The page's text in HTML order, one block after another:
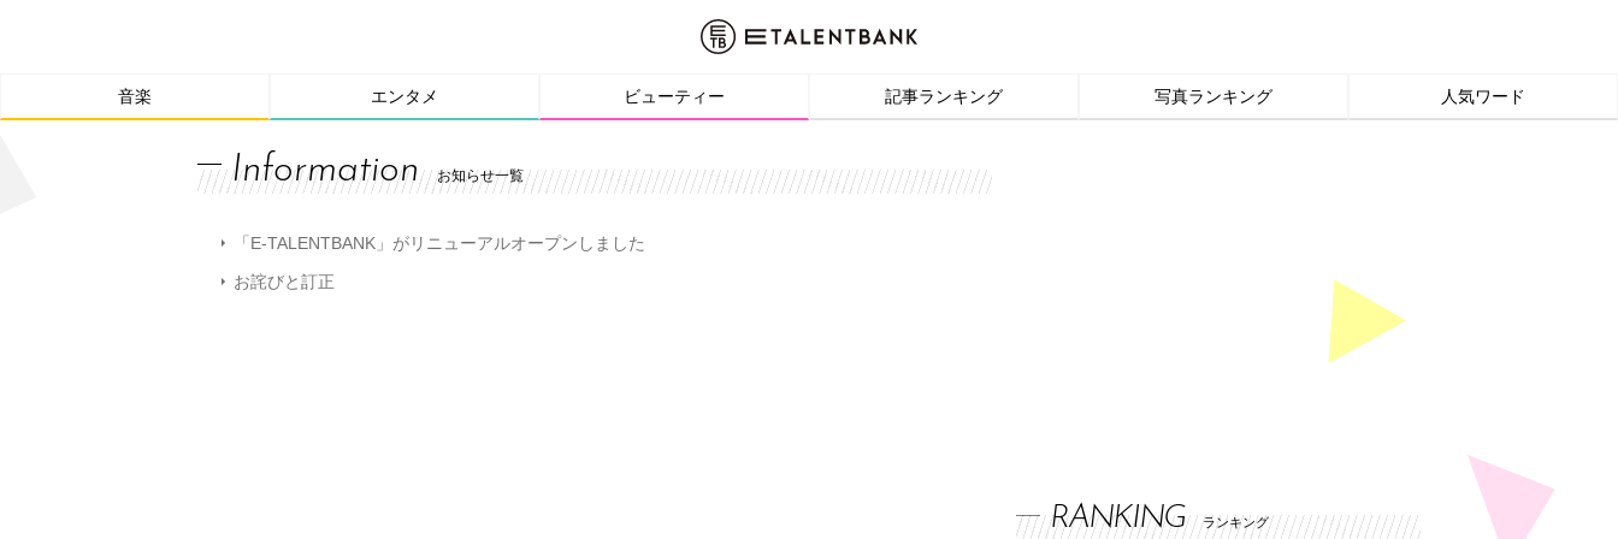
音楽 エンタメ ビューティー 記事ランキング 写真ランキング 人気ワード
Information お知らせ一覧
「E-TALENTBANK」がリニューアルオープンしました
お詫びと訂正
RANKING ランキング